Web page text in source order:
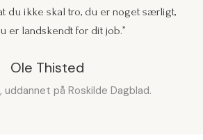
du ikke skal tro, du er noget særligt,
er landskendt for dit job.”
Ole Thisted
på Roskilde Dagblad.